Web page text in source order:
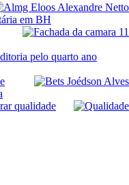
em BH
pelo quarto ano
qualidade